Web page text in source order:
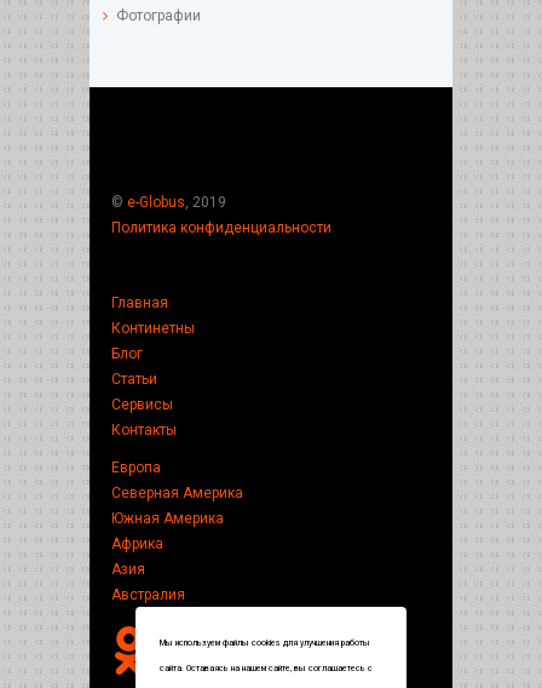
Фотографии
© e-Globus , 2019
Политика конфиденциальности
Главная
Континетны
Блог
Статьи
Сервисы
Контакты
Европа
Северная Америка
Южная Америка
Африка
Азия
Австралия
Мы используем файлы cookies для улучшения работы
сайта. Оставаясь на нашем сайте, вы соглашаетесь с